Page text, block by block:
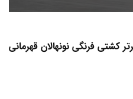
کشتی فرنگی نونهالان قهرمانی